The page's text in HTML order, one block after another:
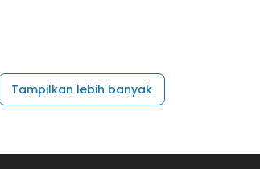
Tampilkan lebih banyak